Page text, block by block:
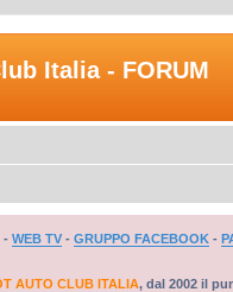
Italia - FORUM
- WEB TV - GRUPPO FACEBOOK -
AUTO CLUB ITALIA, dal 2002 il